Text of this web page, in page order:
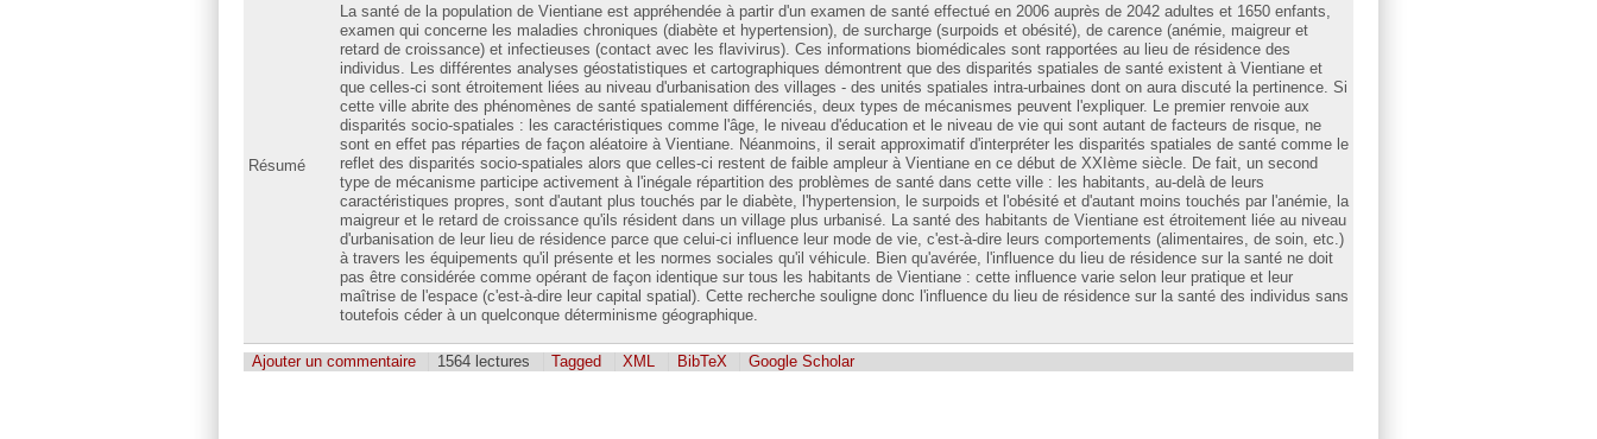
Résumé
La santé de la population de Vientiane est appréhendée à partir d'un examen de santé effectué en 2006 auprès de 2042 adultes et 1650 enfants,
examen qui concerne les maladies chroniques (diabète et hypertension), de surcharge (surpoids et obésité), de carence (anémie, maigreur et
retard de croissance) et infectieuses (contact avec les flavivirus). Ces informations biomédicales sont rapportées au lieu de résidence des
individus. Les différentes analyses géostatistiques et cartographiques démontrent que des disparités spatiales de santé existent à Vientiane et
que celles-ci sont étroitement liées au niveau d'urbanisation des villages - des unités spatiales intra-urbaines dont on aura discuté la pertinence. Si
cette ville abrite des phénomènes de santé spatialement différenciés, deux types de mécanismes peuvent l'expliquer. Le premier renvoie aux
disparités socio-spatiales : les caractéristiques comme l'âge, le niveau d'éducation et le niveau de vie qui sont autant de facteurs de risque, ne
sont en effet pas réparties de façon aléatoire à Vientiane. Néanmoins, il serait approximatif d'interpréter les disparités spatiales de santé comme le
reflet des disparités socio-spatiales alors que celles-ci restent de faible ampleur à Vientiane en ce début de XXIème siècle. De fait, un second
type de mécanisme participe activement à l'inégale répartition des problèmes de santé dans cette ville : les habitants, au-delà de leurs
caractéristiques propres, sont d'autant plus touchés par le diabète, l'hypertension, le surpoids et l'obésité et d'autant moins touchés par l'anémie, la
maigreur et le retard de croissance qu'ils résident dans un village plus urbanisé. La santé des habitants de Vientiane est étroitement liée au niveau
d'urbanisation de leur lieu de résidence parce que celui-ci influence leur mode de vie, c'est-à-dire leurs comportements (alimentaires, de soin, etc.)
à travers les équipements qu'il présente et les normes sociales qu'il véhicule. Bien qu'avérée, l'influence du lieu de résidence sur la santé ne doit
pas être considérée comme opérant de façon identique sur tous les habitants de Vientiane : cette influence varie selon leur pratique et leur
maîtrise de l'espace (c'est-à-dire leur capital spatial). Cette recherche souligne donc l'influence du lieu de résidence sur la santé des individus sans
toutefois céder à un quelconque déterminisme géographique.
Ajouter un commentaire 1564 lectures Tagged XML BibTeX Google Scholar